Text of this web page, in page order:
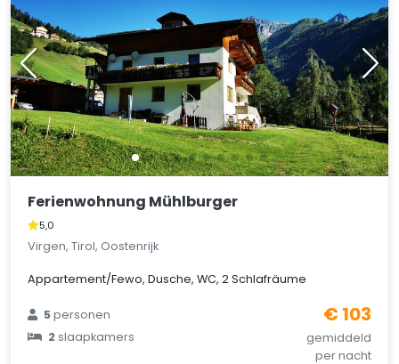
Ferienwohnung Mühlburger
5,0
Virgen, Tirol, Oostenrijk
Appartement/Fewo, Dusche, WC, 2 Schlafräume
5personen
2slaapkamers
€ 103
gemiddeld
per nacht